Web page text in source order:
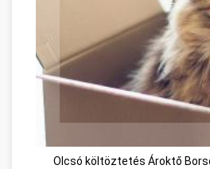
Olcsó költöztetés Ároktő